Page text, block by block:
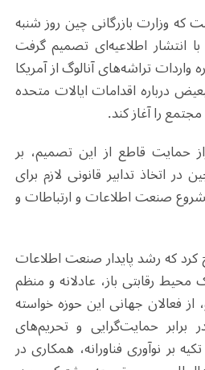
که وزارت بازرگانی چین روز شنبه
شهریور) با انتشار اطلاعیه‌ای تصمیم گرفت
تراشه‌های آنالوگ از آمریکا
درباره اقدامات ایالات متحده
را آغاز کند.
حمایت قاطع از این تصمیم، بر
اتخاذ تدابیر قانونی لازم برای
صنعت اطلاعات و ارتباطات و
که رشد پایدار صنعت اطلاعات
محیط رقابتی باز، عادلانه و منظم
فعالان جهانی این حوزه خواسته
حمایت‌گرایی و تحریم‌های
بر نوآوری فناورانه، همکاری در